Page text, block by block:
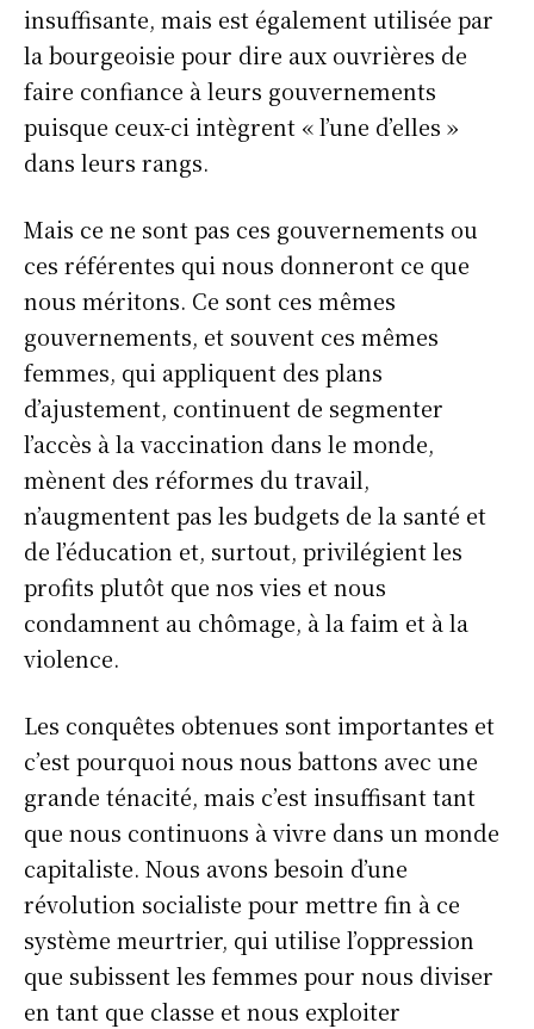
insuffisante, mais est également utilisée par
la bourgeoisie pour dire aux ouvrières de
faire confiance à leurs gouvernements
puisque ceux-ci intègrent « l’une d’elles »
dans leurs rangs.
Mais ce ne sont pas ces gouvernements ou
ces référentes qui nous donneront ce que
nous méritons. Ce sont ces mêmes
gouvernements, et souvent ces mêmes
femmes, qui appliquent des plans
d’ajustement, continuent de segmenter
l’accès à la vaccination dans le monde,
mènent des réformes du travail,
n’augmentent pas les budgets de la santé et
de l’éducation et, surtout, privilégient les
profits plutôt que nos vies et nous
condamnent au chômage, à la faim et à la
violence.
Les conquêtes obtenues sont importantes et
c’est pourquoi nous nous battons avec une
grande ténacité, mais c’est insuffisant tant
que nous continuons à vivre dans un monde
capitaliste. Nous avons besoin d’une
révolution socialiste pour mettre fin à ce
système meurtrier, qui utilise l’oppression
que subissent les femmes pour nous diviser
en tant que classe et nous exploiter